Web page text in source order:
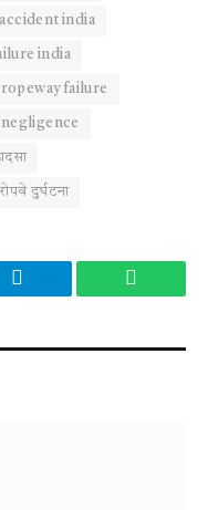
india
india
failure
रोपवे दुर्घटना
Telegram